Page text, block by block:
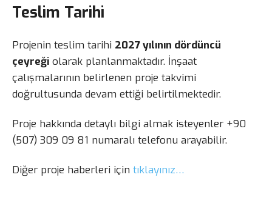
Teslim Tarihi
Projenin teslim tarihi 2027 yılının dördüncü
çeyreği olarak planlanmaktadır. İnşaat
çalışmalarının belirlenen proje takvimi
doğrultusunda devam ettiği belirtilmektedir.
Proje hakkında detaylı bilgi almak isteyenler +90
(507) 309 09 81 numaralı telefonu arayabilir.
Diğer proje haberleri için tıklayınız…